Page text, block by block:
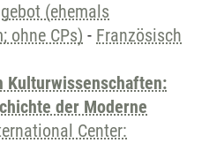
(ehemals
ohne CPs) - Französisch
Kulturwissenschaften:
der Moderne
Center: